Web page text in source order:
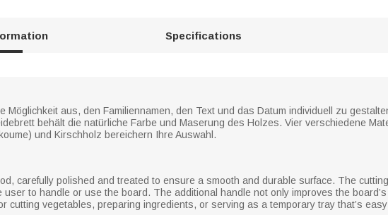
Specifications
aus, den Familiennamen, den Text und das Datum individuell zu
behält die natürliche Farbe und Maserung des Holzes. Vier verschiedene
und Kirschholz bereichern Ihre Auswahl.
carefully polished and treated to ensure a smooth and durable surface. The
to handle or use the board. The additional handle not only improves the
cutting vegetables, preparing ingredients, or serving as a temporary tray that’s